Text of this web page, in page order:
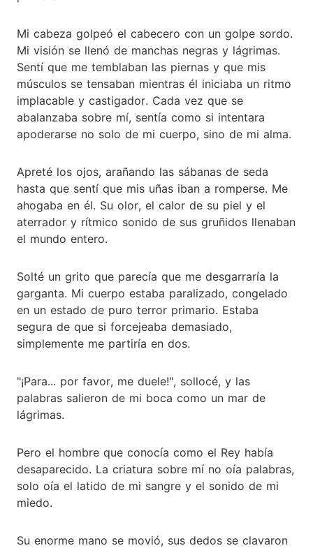
Mi cabeza golpeó el cabecero con un golpe sordo.
Mi visión se llenó de manchas negras y lágrimas.
Sentí que me temblaban las piernas y que mis
músculos se tensaban mientras él iniciaba un ritmo
implacable y castigador. Cada vez que se
abalanzaba sobre mí, sentía como si intentara
apoderarse no solo de mi cuerpo, sino de mi alma.
Apreté los ojos, arañando las sábanas de seda
hasta que sentí que mis uñas iban a romperse. Me
ahogaba en él. Su olor, el calor de su piel y el
aterrador y rítmico sonido de sus gruñidos llenaban
el mundo entero.
Solté un grito que parecía que me desgarraría la
garganta. Mi cuerpo estaba paralizado, congelado
en un estado de puro terror primario. Estaba
segura de que si forcejeaba demasiado,
simplemente me partiría en dos.
"¡Para... por favor, me duele!", sollocé, y las
palabras salieron de mi boca como un mar de
lágrimas.
Pero el hombre que conocía como el Rey había
desaparecido. La criatura sobre mí no oía palabras,
solo oía el latido de mi sangre y el sonido de mi
miedo.
Su enorme mano se movió, sus dedos se clavaron